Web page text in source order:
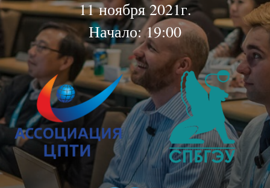
11 ноября 2021г.
Начало: 19:00